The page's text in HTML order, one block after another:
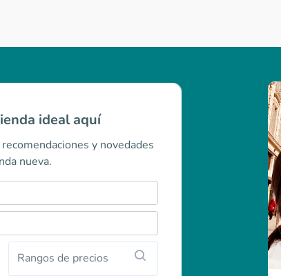
ideal aquí
y novedades
nueva.
Rangos de precios